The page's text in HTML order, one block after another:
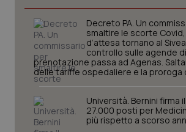
Piemonte
Provincia Autonoma di Bolzano
Provincia Autonoma di Trento
Puglia
HIV
Infezioni & Febbre
Ipertensione & Scompenso
Malattie rare
Decreto PA. Un
smaltire le scorte
d’attesa tornano al
controllo sulle agende di
prenotazione passa ad Agenas.
delle tariffe ospedaliere e la
Università. Bernini firma
27.000 posti per
più rispetto a scorso